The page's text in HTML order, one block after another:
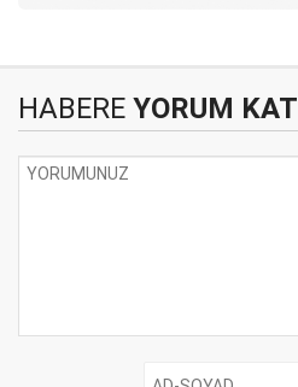
HABERE YORUM KAT